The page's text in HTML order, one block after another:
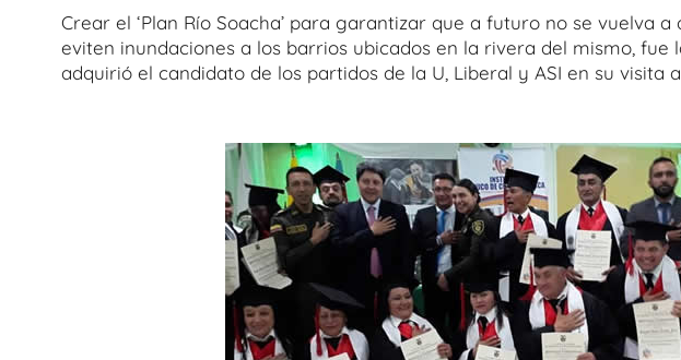
Crear el ‘Plan Río Soacha’ para garantizar que a futuro no se vuelva
eviten inundaciones a los barrios ubicados en la rivera del mismo,
adquirió el candidato de los partidos de la U, Liberal y ASI en su visita